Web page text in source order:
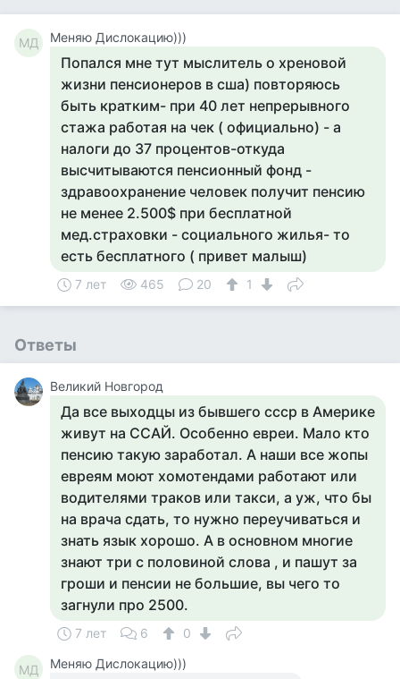
МД Меняю Дислокацию)))
Попался мне тут мыслитель о хреновой
жизни пенсионеров в сша) повторяюсь
быть кратким- при 40 лет непрерывного
стажа работая на чек ( официально) - а
налоги до 37 процентов-откуда
высчитываются пенсионный фонд -
здравоохранение человек получит пенсию
не менее 2.500$ при бесплатной
мед.страховки - социального жилья- то
есть бесплатного ( привет малыш)
7 лет 465 20 1
Ответы
Великий Новгород
Да все выходцы из бывшего ссср в Америке
живут на ССАЙ. Особенно евреи. Мало кто
пенсию такую заработал. А наши все жопы
евреям моют хомотендами работают или
водителями траков или такси, а уж, что бы
на врача сдать, то нужно переучиваться и
знать язык хорошо. А в основном многие
знают три с половиной слова , и пашут за
гроши и пенсии не большие, вы чего то
загнули про 2500.
7 лет 6 0
МД Меняю Дислокацию)))